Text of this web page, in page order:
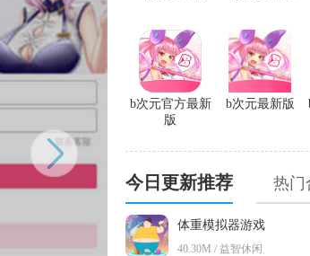
b次元最新版
b次元官方最新
版
今日更新推荐 热门
体重模拟器游戏
40.30M / 益智休闲